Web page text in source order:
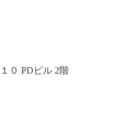
０ PDビル 2階